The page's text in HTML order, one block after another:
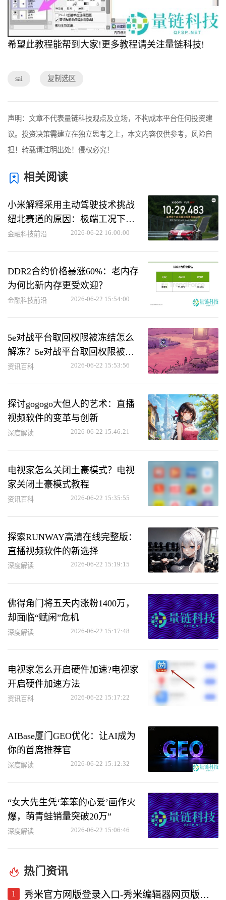
希望此教程能帮到大家!更多教程请关注量链科技!
sai 复制选区
声明：文章不代表量链科技观点及立场，不构成本平台任何投资建
议。投资决策需建立在独立思考之上，本文内容仅供参考，风险自
担！转载请注明出处！侵权必究！
相关阅读
小米解释采用主动驾驶技术挑战
纽北赛道的原因：极端工况下助
力用户救车
金融科技前沿 2026-06-22 16:00:00
DDR2合约价格暴涨60%：老内存
为何比新内存更受欢迎？
金融科技前沿 2026-06-22 15:54:00
5e对战平台取回权限被冻结怎么
解冻？5e对战平台取回权限被冻
结解冻方法
资讯百科 2026-06-22 15:53:56
探讨gogogo大但人的艺术：直播
视频软件的变革与创新
深度解读 2026-06-22 15:46:21
电视家怎么关闭土豪模式？电视
家关闭土豪模式教程
资讯百科 2026-06-22 15:35:55
探索RUNWAY高清在线完整版：
直播视频软件的新选择
深度解读 2026-06-22 15:19:15
佛得角门将五天内涨粉1400万，
却面临“赋闲”危机
深度解读 2026-06-22 15:17:48
电视家怎么开启硬件加速?电视家
开启硬件加速方法
资讯百科 2026-06-22 15:17:22
AIBase厦门GEO优化：让AI成为
你的首席推荐官
深度解读 2026-06-22 15:12:32
“女大先生凭‘笨笨的心爱’画作火
爆，萌青蛙销量突破20万”
深度解读 2026-06-22 15:06:46
热门资讯
1 秀米官方网版登录入口-秀米编辑器网页版登录入口